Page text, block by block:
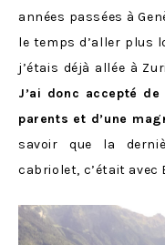
années passées à
le temps d’aller plus
j’étais déjà allée à
J’ai donc accepté
parents et d’une
savoir que la
cabriolet, c’était avec